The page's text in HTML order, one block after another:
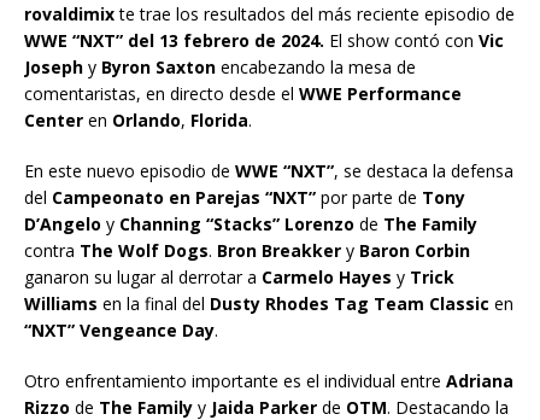
rovaldimixte trae los resultados del más reciente episodio de
WWE “NXT” del 13 febrero de 2024. El show contó con Vic
Joseph y Byron Saxton encabezando la mesa de
comentaristas, en directo desde el WWE Performance
Center en Orlando, Florida.
En este nuevo episodio de WWE “NXT”, se destaca la defensa
del Campeonato en Parejas “NXT” por parte de Tony
D’Angelo y Channing “Stacks” Lorenzo de The Family
contra The Wolf Dogs. Bron Breakker y Baron Corbin
ganaron su lugar al derrotar a Carmelo Hayes y Trick
Williams en la final del Dusty Rhodes Tag Team Classic en
“NXT” Vengeance Day.
Otro enfrentamiento importante es el individual entre Adriana
Rizzo de The Family y Jaida Parker de OTM. Destacando la